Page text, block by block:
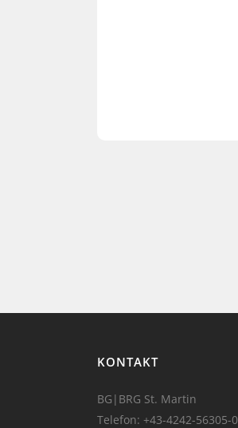
KONTAKT
BG|BRG St. Martin
Telefon: +43-4242-56305-0